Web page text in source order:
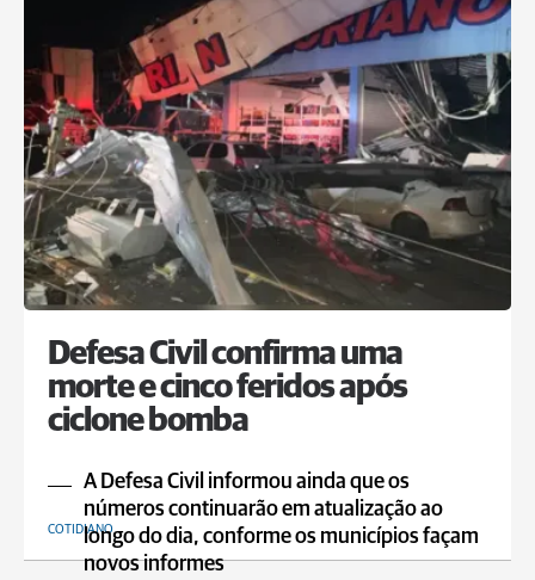
Defesa Civil confirma uma
morte e cinco feridos após
ciclone bomba
A Defesa Civil informou ainda que os
números continuarão em atualização ao
longo do dia, conforme os municípios façam
novos informes
COTIDIANO